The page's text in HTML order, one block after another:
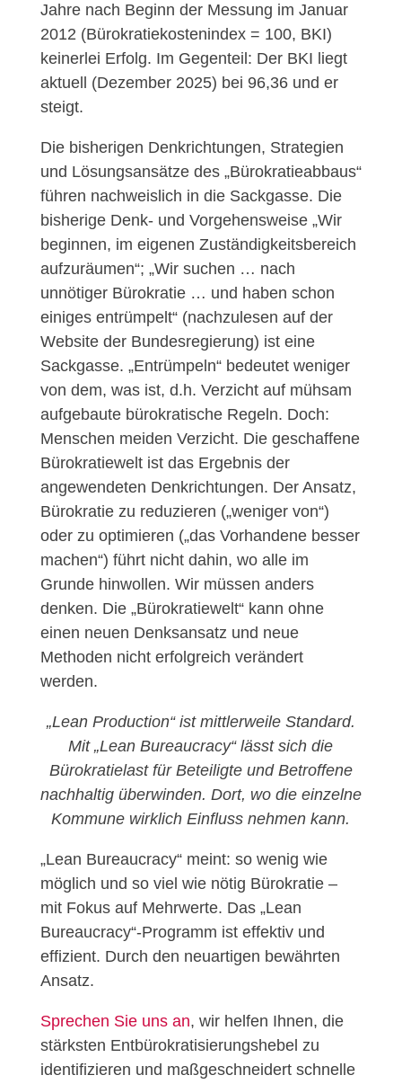
Jahre nach Beginn der Messung im Januar
2012 (Bürokratiekostenindex = 100, BKI)
keinerlei Erfolg. Im Gegenteil: Der BKI liegt
aktuell (Dezember 2025) bei 96,36 und er
steigt.
Die bisherigen Denkrichtungen, Strategien
und Lösungsansätze des „Bürokratieabbaus“
führen nachweislich in die Sackgasse. Die
bisherige Denk- und Vorgehensweise „Wir
beginnen, im eigenen Zuständigkeitsbereich
aufzuräumen“; „Wir suchen … nach
unnötiger Bürokratie … und haben schon
einiges entrümpelt“ (nachzulesen auf der
Website der Bundesregierung) ist eine
Sackgasse. „Entrümpeln“ bedeutet weniger
von dem, was ist, d.h. Verzicht auf mühsam
aufgebaute bürokratische Regeln. Doch:
Menschen meiden Verzicht. Die geschaffene
Bürokratiewelt ist das Ergebnis der
angewendeten Denkrichtungen. Der Ansatz,
Bürokratie zu reduzieren („weniger von“)
oder zu optimieren („das Vorhandene besser
machen“) führt nicht dahin, wo alle im
Grunde hinwollen. Wir müssen anders
denken. Die „Bürokratiewelt“ kann ohne
einen neuen Denksansatz und neue
Methoden nicht erfolgreich verändert
werden.
„Lean Production“ ist mittlerweile Standard.
Mit „Lean Bureaucracy“ lässt sich die
Bürokratielast für Beteiligte und Betroffene
nachhaltig überwinden. Dort, wo die einzelne
Kommune wirklich Einfluss nehmen kann.
„Lean Bureaucracy“ meint: so wenig wie
möglich und so viel wie nötig Bürokratie –
mit Fokus auf Mehrwerte. Das „Lean
Bureaucracy“-Programm ist effektiv und
effizient. Durch den neuartigen bewährten
Ansatz.
Sprechen Sie uns an, wir helfen Ihnen, die
stärksten Entbürokratisierungshebel zu
identifizieren und maßgeschneidert schnelle